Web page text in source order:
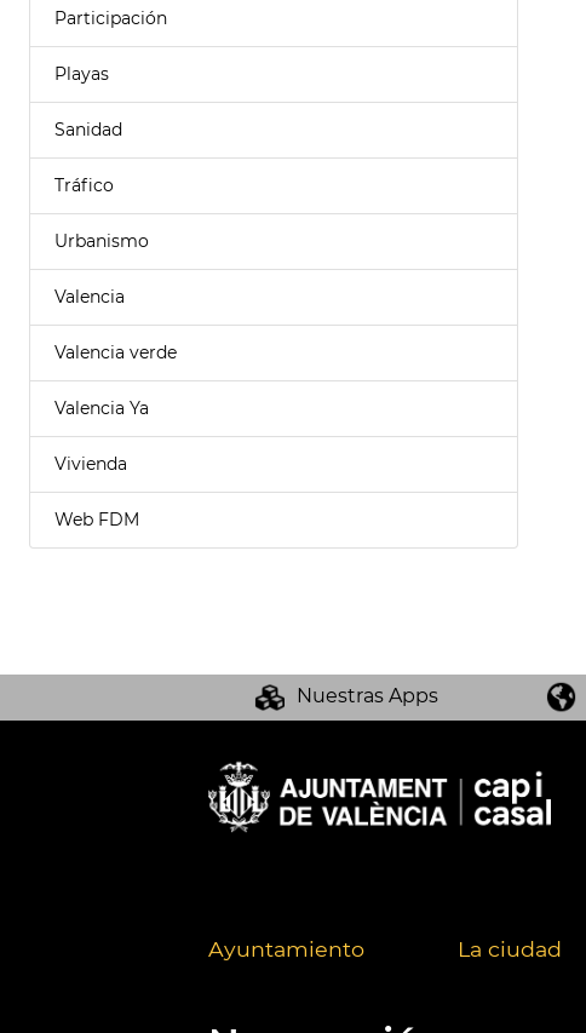
Participación
Playas
Sanidad
Tráfico
Urbanismo
Valencia
Valencia verde
Valencia Ya
Vivienda
Web FDM
Nuestras Apps
Ayuntamiento La ciudad